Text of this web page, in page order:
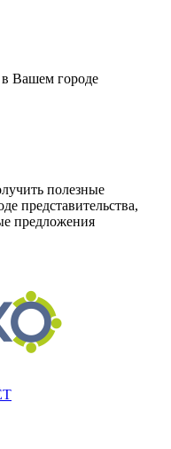
в Вашем городе
полезные
представительства,
предложения